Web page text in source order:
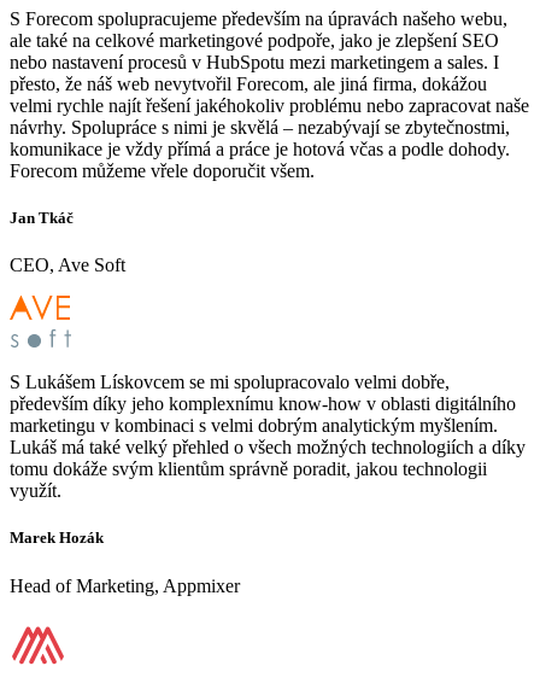
S Forecom spolupracujeme především na úpravách našeho webu,
ale také na celkové marketingové podpoře, jako je zlepšení SEO
nebo nastavení procesů v HubSpotu mezi marketingem a sales. I
přesto, že náš web nevytvořil Forecom, ale jiná firma, dokážou
velmi rychle najít řešení jakéhokoliv problému nebo zapracovat naše
návrhy. Spolupráce s nimi je skvělá – nezabývají se zbytečnostmi,
komunikace je vždy přímá a práce je hotová včas a podle dohody.
Forecom můžeme vřele doporučit všem.
Jan Tkáč
CEO, Ave Soft
S Lukášem Lískovcem se mi spolupracovalo velmi dobře,
především díky jeho komplexnímu know-how v oblasti digitálního
marketingu v kombinaci s velmi dobrým analytickým myšlením.
Lukáš má také velký přehled o všech možných technologiích a díky
tomu dokáže svým klientům správně poradit, jakou technologii
využít.
Marek Hozák
Head of Marketing, Appmixer